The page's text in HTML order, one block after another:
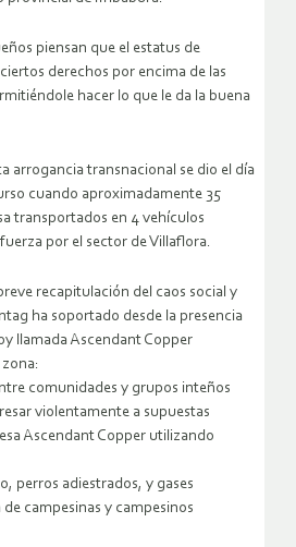
piensan que el estatus de
derechos por encima de las
hacer lo que le da la buena
arrogancia transnacional se dio el día
cuando aproximadamente 35
transportados en 4 vehículos
por el sector de Villaflora.
recapitulación del caos social y
ha soportado desde la presencia
llamada Ascendant Copper
comunidades y grupos inteños
violentamente a supuestas
Ascendant Copper utilizando
perros adiestrados, y gases
campesinas y campesinos